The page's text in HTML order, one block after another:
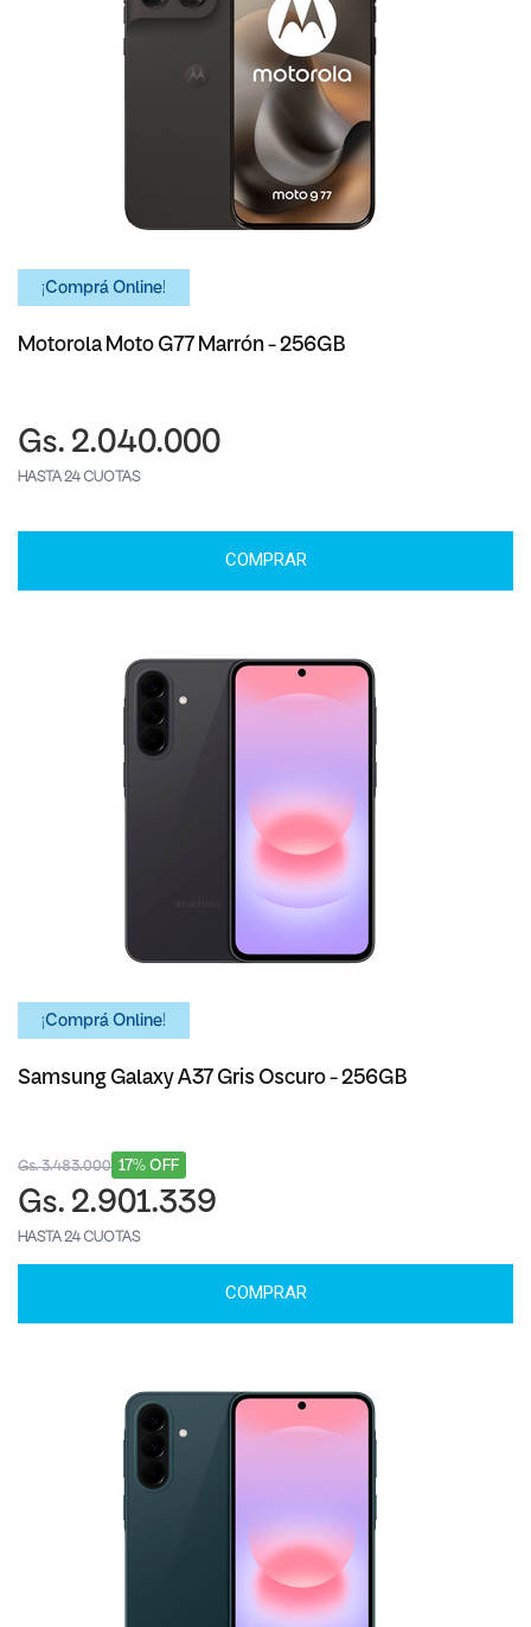
¡Comprá Online!
Motorola Moto G77 Marrón - 256GB
Gs. 2.040.000
HASTA 24 CUOTAS
COMPRAR
¡Comprá Online!
Samsung Galaxy A37 Gris Oscuro - 256GB
17% OFF
Gs. 3.483.000
Gs. 2.901.339
HASTA 24 CUOTAS
COMPRAR